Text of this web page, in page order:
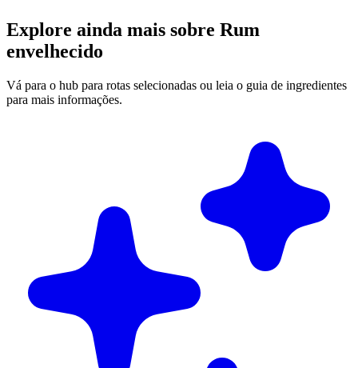
Explore ainda mais sobre Rum
envelhecido
Vá para o hub para rotas selecionadas ou leia o guia de ingredientes
para mais informações.